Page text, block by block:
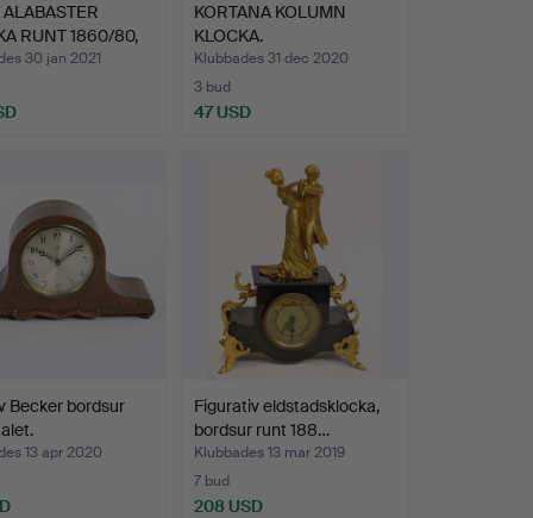
RUNT 1860/80,
30 jan 2021
KORTANA KOLUMN
KLOCKA.
Klubbades 31 dec 2020
3 bud
47 USD
Becker bordsur
13 apr 2020
Figurativ eldstadsklocka,
bordsur runt 188…
Klubbades 13 mar 2019
7 bud
208 USD